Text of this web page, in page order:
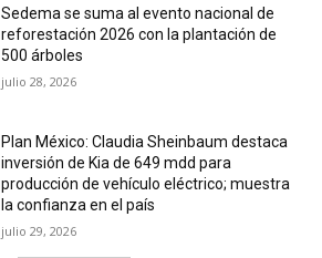
Sedema se suma al evento nacional de
reforestación 2026 con la plantación de
500 árboles
julio 28, 2026
Plan México: Claudia Sheinbaum destaca
inversión de Kia de 649 mdd para
producción de vehículo eléctrico; muestra
la confianza en el país
julio 29, 2026